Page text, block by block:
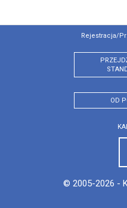
Rejestracja/
OD
© 2005-2026 -